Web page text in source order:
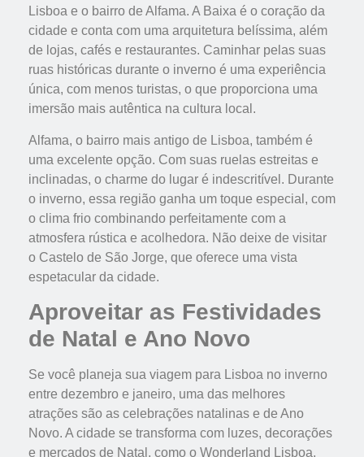
Lisboa e o bairro de Alfama. A Baixa é o coração da
cidade e conta com uma arquitetura belíssima, além
de lojas, cafés e restaurantes. Caminhar pelas suas
ruas históricas durante o inverno é uma experiência
única, com menos turistas, o que proporciona uma
imersão mais autêntica na cultura local.
Alfama, o bairro mais antigo de Lisboa, também é
uma excelente opção. Com suas ruelas estreitas e
inclinadas, o charme do lugar é indescritível. Durante
o inverno, essa região ganha um toque especial, com
o clima frio combinando perfeitamente com a
atmosfera rústica e acolhedora. Não deixe de visitar
o Castelo de São Jorge, que oferece uma vista
espetacular da cidade.
Aproveitar as Festividades
de Natal e Ano Novo
Se você planeja sua viagem para Lisboa no inverno
entre dezembro e janeiro, uma das melhores
atrações são as celebrações natalinas e de Ano
Novo. A cidade se transforma com luzes, decorações
e mercados de Natal, como o Wonderland Lisboa,